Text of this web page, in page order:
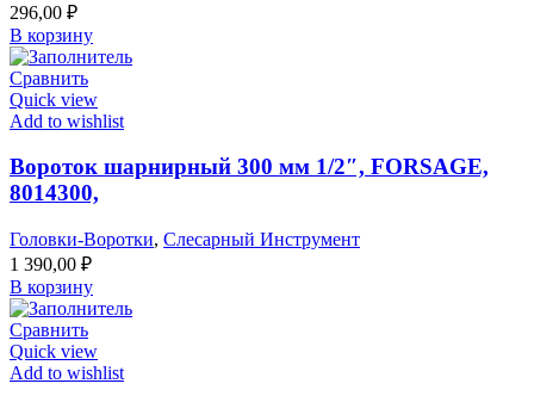
296,00 ₽
В корзину
Сравнить
Quick view
Add to wishlist
Вороток шарнирный 300 мм 1/2″, FORSAGE,
8014300,
Головки-Воротки, Слесарный Инструмент
1 390,00 ₽
В корзину
Сравнить
Quick view
Add to wishlist